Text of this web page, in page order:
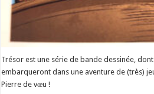
Trésor est une série de bande dessinée,
embarqueront dans une aventure de (très)
Pierre de vœu !